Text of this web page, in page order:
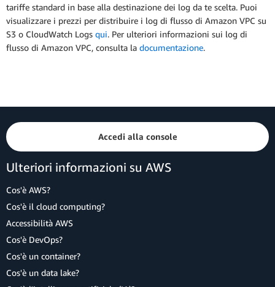
tariffe standard in base alla destinazione dei log da te scelta. Puoi
visualizzare i prezzi per distribuire i log di flusso di Amazon VPC su
S3 o CloudWatch Logs qui. Per ulteriori informazioni sui log di
flusso di Amazon VPC, consulta la documentazione.
Accedi alla console
Ulteriori informazioni su AWS
Cos'è AWS?
Cos'è il cloud computing?
Accessibilità AWS
Cos'è DevOps?
Cos'è un container?
Cos'è un data lake?